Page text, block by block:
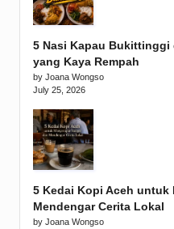
5 Nasi Kapau Bukittinggi
yang Kaya Rempah
by Joana Wongso
July 25, 2026
5 Kedai Kopi Aceh untuk
Mendengar Cerita Lokal
by Joana Wongso